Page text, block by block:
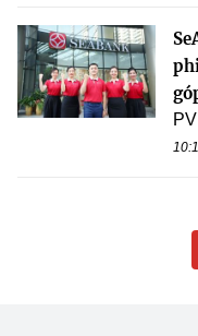
PV